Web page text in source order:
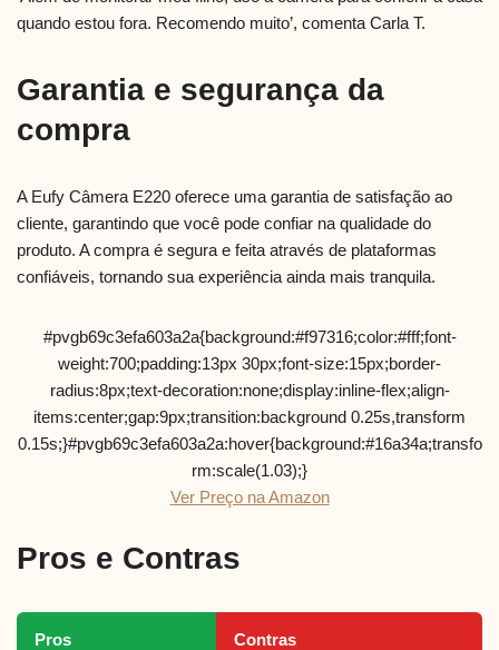
quando estou fora. Recomendo muito’, comenta Carla T.
Garantia e segurança da
compra
A Eufy Câmera E220 oferece uma garantia de satisfação ao
cliente, garantindo que você pode confiar na qualidade do
produto. A compra é segura e feita através de plataformas
confiáveis, tornando sua experiência ainda mais tranquila.
#pvgb69c3efa603a2a{background:#f97316;color:#fff;font-
weight:700;padding:13px 30px;font-size:15px;border-
radius:8px;text-decoration:none;display:inline-flex;align-
items:center;gap:9px;transition:background 0.25s,transform
0.15s;}#pvgb69c3efa603a2a:hover{background:#16a34a;transfo
rm:scale(1.03);}
Ver Preço na Amazon
Pros e Contras
Pros Contras